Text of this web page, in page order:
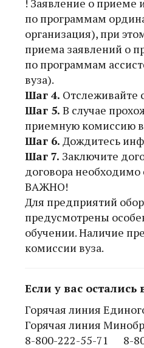
! Заявление о
по программам
организация), при
приема заявлений о
по программам
вуза).
Шаг 4. Отслеживайте
Шаг 5. В случае
приемную комиссию
Шаг 6. Дождитесь
Шаг 7. Заключите
договора необходимо
ВАЖНО!
Для предприятий
предусмотрены
обучении. Наличие
комиссии вуза.
Если у вас
Горячая линия
Горячая линия
8-800-222-55-71 8-